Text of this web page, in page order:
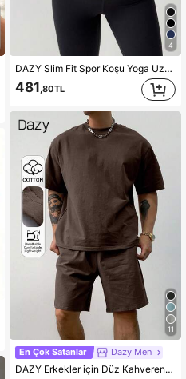
4
DAZY Slim Fit Spor Koşu Yoga Uzun Kollu Ceket
481,80TL
11
En Çok Satanlar Dazy Men
DAZY Erkekler için Düz Kahverengi Normal Kesim Tişört Takımı, Yazlık